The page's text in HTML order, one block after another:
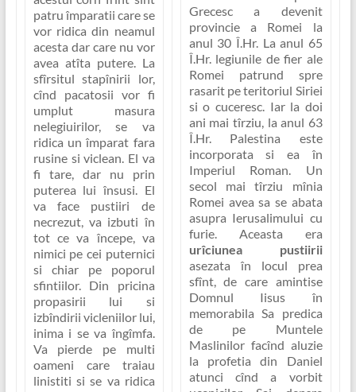
patru împaratii care se
vor ridica din neamul
acesta dar care nu vor
avea atîta putere. La
sfîrsitul stapînirii lor,
cînd pacatosii vor fi
umplut masura
nelegiuirilor, se va
ridica un împarat fara
rusine si viclean. El va
fi tare, dar nu prin
puterea lui însusi. El
va face pustiiri de
necrezut, va izbuti în
tot ce va începe, va
nimici pe cei puternici
si chiar pe poporul
sfintiilor. Din pricina
propasirii lui si
izbîndirii vicleniilor lui,
inima i se va îngîmfa.
Va pierde pe multi
oameni care traiau
linistiti si se va ridica
Grecesc a devenit
provincie a Romei la
anul 30 Î.Hr. La anul 65
Î.Hr. legiunile de fier ale
Romei patrund spre
rasarit pe teritoriul Siriei
si o cuceresc. Iar la doi
ani mai tîrziu, la anul 63
Î.Hr. Palestina este
incorporata si ea în
Imperiul Roman. Un
secol mai tîrziu mînia
Romei avea sa se abata
asupra Ierusalimului cu
furie. Aceasta era
urîciunea pustiirii
asezata în locul prea
sfînt, de care amintise
Domnul Iisus în
memorabila Sa predica
de pe Muntele
Maslinilor facînd aluzie
la profetia din Daniel
atunci cînd a vorbit